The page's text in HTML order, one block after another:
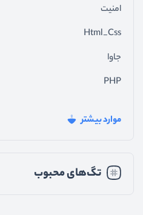
امنیت
Html_Css
جاوا
PHP
رابط_کاربری
موارد بیشتر
تگ‌های محبوب